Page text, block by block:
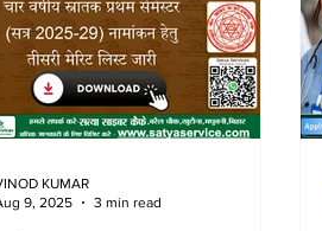
KUMAR
9, 2025
3 min read